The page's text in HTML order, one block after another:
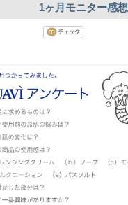
1ヶ月モニター感想